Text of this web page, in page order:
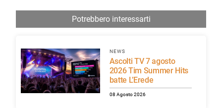
Potrebbero interessarti
NEWS
Ascolti TV 7 agosto
2026 Tim Summer Hits
batte L’Erede
08 Agosto 2026